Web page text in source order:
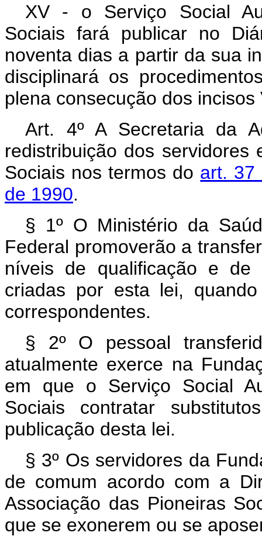
XV - o Serviço Social
Sociais fará publicar no
noventa dias a partir da sua
disciplinará os
plena consecução dos
Art. 4º A Secretaria da
redistribuição dos servidores
Sociais nos termos do art. 37
de 1990.
§ 1º O Ministério da
Federal promoverão a
níveis de qualificação e de
criadas por esta lei,
correspondentes.
§ 2º O pessoal
atualmente exerce na
em que o Serviço Social
Sociais contratar
publicação desta lei.
§ 3º Os servidores da
de comum acordo com a
Associação das Pioneiras
que se exonerem ou se